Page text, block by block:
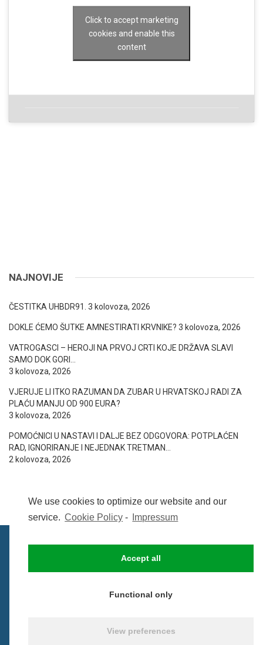
We use cookies to optimize our website and our
service. Cookie Policy - Impressum
Accept all
Functional only
View preferences
Click to accept marketing
cookies and enable this
content
NAJNOVIJE
ČESTITKA UHBDR91. 3 kolovoza, 2026
DOKLE ĆEMO ŠUTKE AMNESTIRATI KRVNIKE? 3 kolovoza, 2026
VATROGASCI – HEROJI NA PRVOJ CRTI KOJE DRŽAVA SLAVI
SAMO DOK GORI…
3 kolovoza, 2026
VJERUJE LI ITKO RAZUMAN DA ZUBAR U HRVATSKOJ RADI ZA
PLAĆU MANJU OD 900 EURA?
3 kolovoza, 2026
POMOĆNICI U NASTAVI I DALJE BEZ ODGOVORA: POTPLAĆEN
RAD, IGNORIRANJE I NEJEDNAK TRETMAN…
2 kolovoza, 2026
UVIJETI KORIŠTENJA COOKIE POLICY (EU)